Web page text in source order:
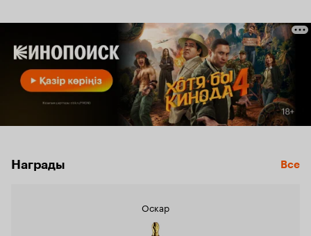
Награды Все
Оскар